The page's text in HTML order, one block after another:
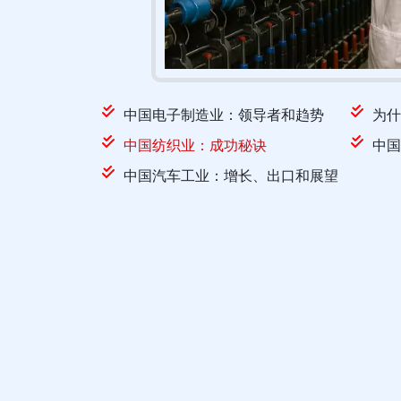
中国电子制造业：领导者和趋势
为
中国纺织业：成功秘诀
中
中国汽车工业：增长、出口和展望